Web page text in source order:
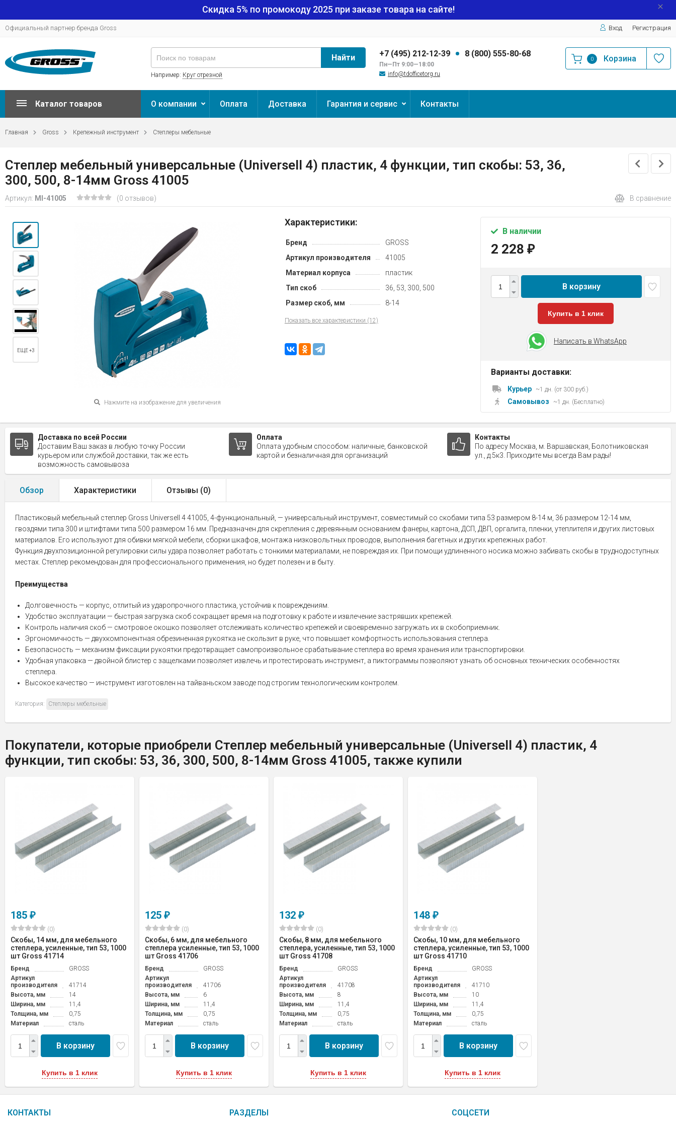
Скидка 5% по промокоду 2025 при заказе товара на сайте!
Официальный партнер бренда Gross Вход Регистрация
+7 (495) 212-12-39 8 (800) 555-80-68
Пн—Пт 9:00—18:00
info@tdofficetorg.ru
Найти
Например: Круг отрезной
0 Корзина
Каталог товаров О компании Оплата Доставка Гарантия и сервис Контакты
Главная Gross Крепежный инструмент Степлеры мебельные
Степлер мебельный универсальные (Universell 4) пластик, 4 функции, тип скобы: 53, 36,
300, 500, 8-14мм Gross 41005
Артикул: MI-41005 (0 отзывов) В сравнение
Нажмите на изображение для увеличения
ЕЩЕ +3
Характеристики:
Бренд
GROSS
Артикул производителя
41005
Материал корпуса
пластик
Тип скоб
36, 53, 300, 500
Размер скоб, мм
8-14
Показать все характеристики (12)
В наличии
2 228 ₽
В корзину
Купить в 1 клик
Написать в WhatsApp
Варианты доставки:
Курьер ~1 дн. (от 300 руб.)
Самовывоз ~1 дн. (Бесплатно)
Доставка по всей России
Доставим Ваш заказ в любую точку России
курьером или службой доставки, так же есть
возможность самовывоза
Оплата
Оплата удобным способом: наличные, банковской
картой и безналичная для организаций
Контакты
По адресу Москва, м. Варшавская, Болотниковская
ул., д.5к3. Приходите мы всегда Вам рады!
Обзор Характеристики Отзывы (0)
Пластиковый мебельный степлер Gross Universell 4 41005, 4-функциональный, — универсальный инструмент, совместимый со скобами типа 53 размером 8-14 м, 36 размером 12-14 мм,
гвоздями типа 300 и штифтами типа 500 размером 16 мм. Предназначен для скрепления с деревянным основанием фанеры, картона, ДСП, ДВП, оргалита, пленки, утеплителя и других листовых
материалов. Его используют для обивки мягкой мебели, сборки шкафов, монтажа низковольтных проводов, выполнения багетных и других крепежных работ.
Функция двухпозиционной регулировки силы удара позволяет работать с тонкими материалами, не повреждая их. При помощи удлиненного носика можно забивать скобы в труднодоступных
местах. Степлер рекомендован для профессионального применения, но будет полезен и в быту.
Преимущества
Долговечность — корпус, отлитый из ударопрочного пластика, устойчив к повреждениям.
Удобство эксплуатации — быстрая загрузка скоб сокращает время на подготовку к работе и извлечение застрявших крепежей.
Контроль наличия скоб — смотровое окошко позволяет отслеживать количество крепежей и своевременно загружать их в скобоприемник.
Эргономичность — двухкомпонентная обрезиненная рукоятка не скользит в руке, что повышает комфортность использования степлера.
Безопасность — механизм фиксации рукоятки предотвращает самопроизвольное срабатывание степлера во время хранения или транспортировки.
Удобная упаковка — двойной блистер с защелками позволяет извлечь и протестировать инструмент, а пиктограммы позволяют узнать об основных технических особенностях
степлера.
Высокое качество — инструмент изготовлен на тайваньском заводе под строгим технологическим контролем.
Категория: Степлеры мебельные
Покупатели, которые приобрели Степлер мебельный универсальные (Universell 4) пластик, 4
функции, тип скобы: 53, 36, 300, 500, 8-14мм Gross 41005, также купили
185 ₽
(0)
Скобы, 14 мм, для мебельного
степлера, усиленные, тип 53, 1000
шт Gross 41714
Бренд
GROSS
Артикул
производителя
41714
Высота, мм
14
Ширина, мм
11,4
Толщина, мм
0,75
Материал
сталь
В корзину
Купить в 1 клик
125 ₽
(0)
Скобы, 6 мм, для мебельного
степлера усиленные, тип 53, 1000
шт Gross 41706
Бренд
GROSS
Артикул
производителя
41706
Высота, мм
6
Ширина, мм
11,4
Толщина, мм
0,75
Материал
сталь
В корзину
Купить в 1 клик
132 ₽
(0)
Скобы, 8 мм, для мебельного
степлера, усиленные, тип 53, 1000
шт Gross 41708
Бренд
GROSS
Артикул
производителя
41708
Высота, мм
8
Ширина, мм
11,4
Толщина, мм
0,75
Материал
сталь
В корзину
Купить в 1 клик
148 ₽
(0)
Скобы, 10 мм, для мебельного
степлера, усиленные, тип 53, 1000
шт Gross 41710
Бренд
GROSS
Артикул
производителя
41710
Высота, мм
10
Ширина, мм
11,4
Толщина, мм
0,75
Материал
сталь
В корзину
Купить в 1 клик
КОНТАКТЫ РАЗДЕЛЫ СОЦСЕТИ